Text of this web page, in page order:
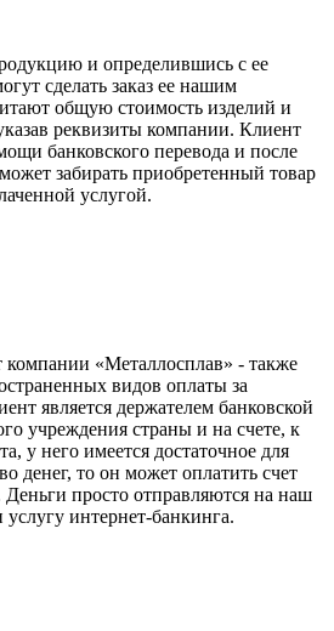
и определившись с ее
сделать заказ ее нашим
общую стоимость изделий и
реквизиты компании. Клиент
банковского перевода и после
забирать приобретенный товар
услугой.
компании «Металлосплав» - также
видов оплаты за
является держателем банковской
учреждения страны и на счете, к
у него имеется достаточное для
денег, то он может оплатить счет
просто отправляются на наш
услугу интернет-банкинга.